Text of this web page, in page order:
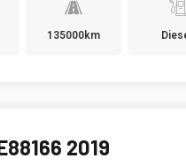
135000km
2019